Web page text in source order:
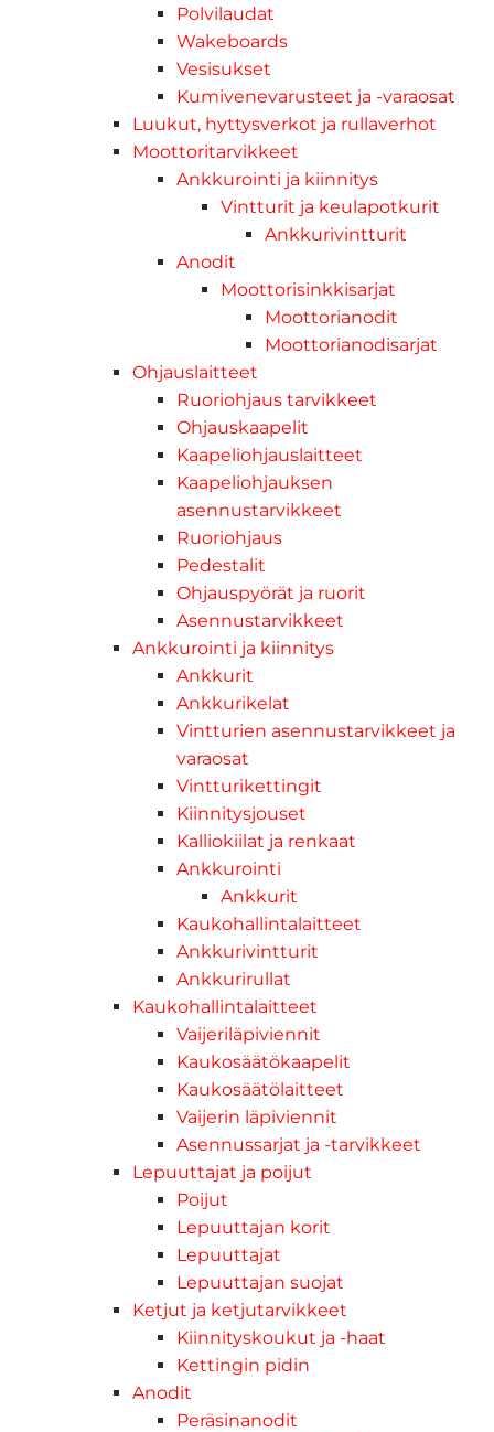
Polvilaudat
Wakeboards
Vesisukset
Kumivenevarusteet ja -varaosat
Luukut, hyttysverkot ja rullaverhot
Moottoritarvikkeet
Ankkurointi ja kiinnitys
Vintturit ja keulapotkurit
Ankkurivintturit
Anodit
Moottorisinkkisarjat
Moottorianodit
Moottorianodisarjat
Ohjauslaitteet
Ruoriohjaus tarvikkeet
Ohjauskaapelit
Kaapeliohjauslaitteet
Kaapeliohjauksen
asennustarvikkeet
Ruoriohjaus
Pedestalit
Ohjauspyörät ja ruorit
Asennustarvikkeet
Ankkurointi ja kiinnitys
Ankkurit
Ankkurikelat
Vintturien asennustarvikkeet ja
varaosat
Vintturikettingit
Kiinnitysjouset
Kalliokiilat ja renkaat
Ankkurointi
Ankkurit
Kaukohallintalaitteet
Ankkurivintturit
Ankkurirullat
Kaukohallintalaitteet
Vaijeriläpiviennit
Kaukosäätökaapelit
Kaukosäätölaitteet
Vaijerin läpiviennit
Asennussarjat ja -tarvikkeet
Lepuuttajat ja poijut
Poijut
Lepuuttajan korit
Lepuuttajat
Lepuuttajan suojat
Ketjut ja ketjutarvikkeet
Kiinnityskoukut ja -haat
Kettingin pidin
Anodit
Peräsinanodit